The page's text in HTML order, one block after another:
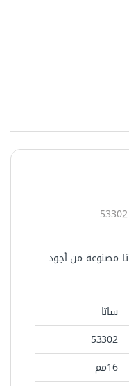
من ساتا مصنوعة من أجود
ساتا
53302‏
16مم